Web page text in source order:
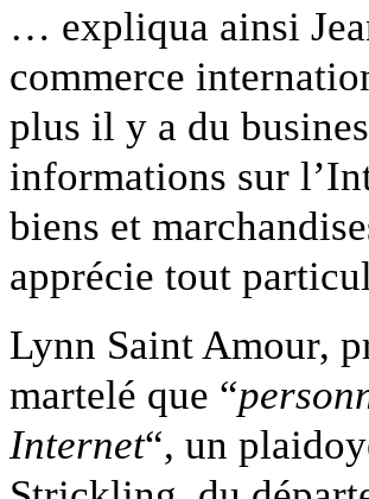
… expliqua ainsi
commerce
plus il y a du
informations sur
biens et
apprécie tout
Lynn Saint Amour,
martelé que “
Internet“, un